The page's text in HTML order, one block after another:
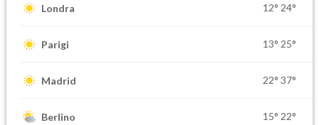
Londra 12° 24°
Parigi 13° 25°
Madrid 22° 37°
Berlino 15° 22°